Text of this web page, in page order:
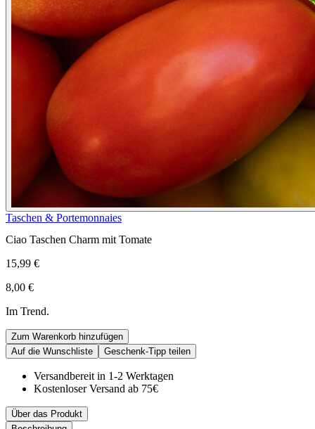
Taschen & Portemonnaies
Ciao Taschen Charm mit Tomate
15,99 €
8,00 €
Im Trend.
Zum Warenkorb hinzufügen
Auf die Wunschliste
Geschenk-Tipp teilen
Versandbereit in 1-2 Werktagen
Kostenloser Versand ab 75€
Über das Produkt